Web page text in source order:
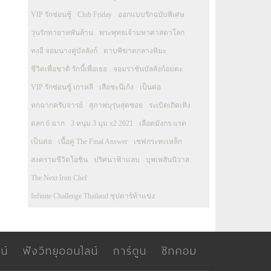
VIP รักซ่อนชู้ Club Friday ออกแบบรักฉบับพิเศษ
วุ่นรักทายาทพันล้าน พระพุทธเจ้ามหาศาสดาโลก
ทงอี จอมนางคู่บัลลังก์ ดาบพิฆาตกลางหิมะ
ชีวิตเพื่อชาติ รักนี้เพื่อเธอ จอมราชันบัลลังก์อมตะ
VIP รักซ่อนชู้ เกาหลี เสือชะนีเก้ง เป็นต่อ
หกฉากครับจารย์ สุภาพบุรุษสุดซอย ระเบิดเถิดเทิง
ตลก 6 ฉาก 3 หนุ่ม 3 มุม x2 2021 เลือดมังกร แรด
เป็นต่อ เนื้อคู่ The Final Answer เชฟกระทะเหล็ก
สงครามชีวิตโอชิน ปริศนาฟ้าแลบ บุพเพสันนิวาส
The Next Iron Chef
Infinite Challenge Thailand ซุปตาร์ท้าแข่ง
ฟังวิทยุออนไลน์ การ์ตูน ซิทคอม